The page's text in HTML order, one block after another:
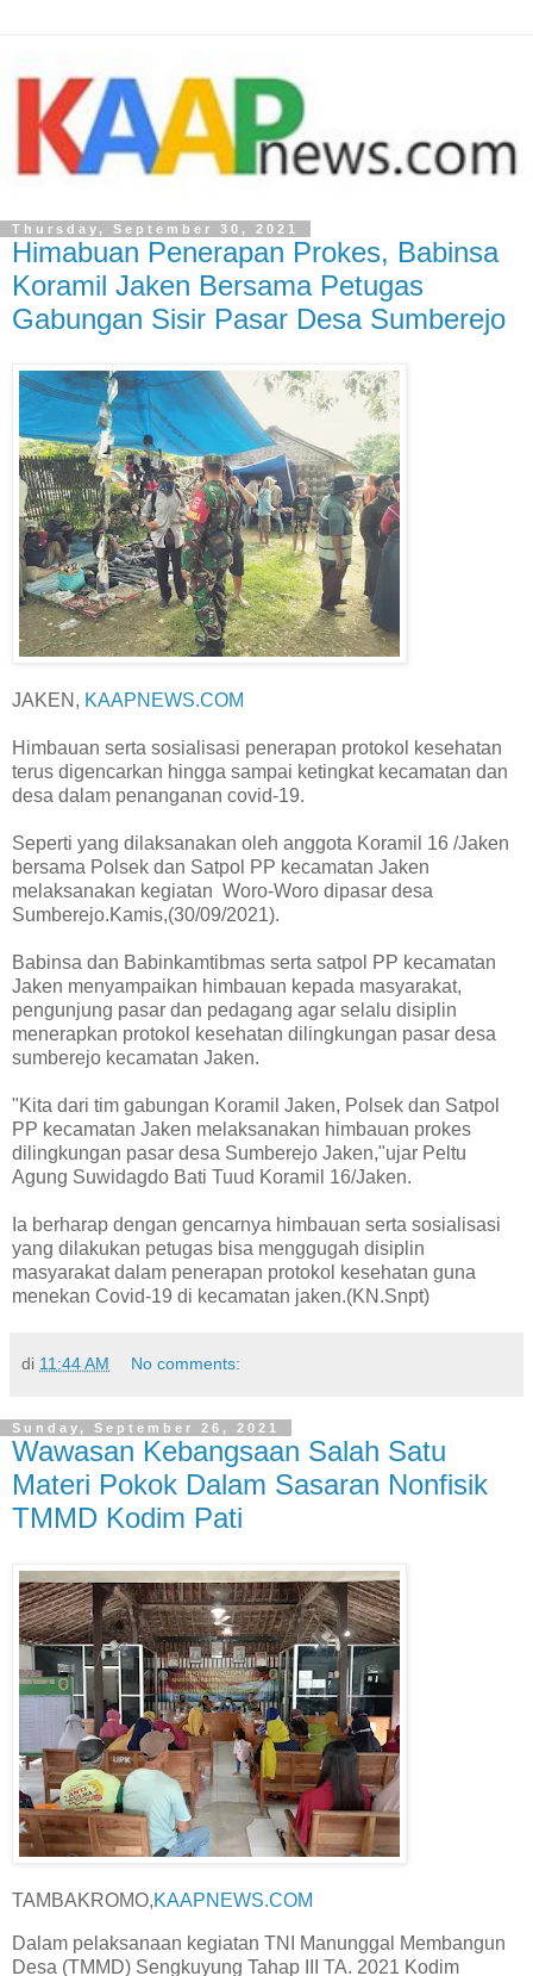
Thursday, September 30, 2021
Himabuan Penerapan Prokes, Babinsa
Koramil Jaken Bersama Petugas
Gabungan Sisir Pasar Desa Sumberejo
JAKEN, KAAPNEWS.COM
Himbauan serta sosialisasi penerapan protokol kesehatan
terus digencarkan hingga sampai ketingkat kecamatan dan
desa dalam penanganan covid-19.
Seperti yang dilaksanakan oleh anggota Koramil 16 /Jaken
bersama Polsek dan Satpol PP kecamatan Jaken
melaksanakan kegiatan Woro-Woro dipasar desa
Sumberejo.Kamis,(30/09/2021).
Babinsa dan Babinkamtibmas serta satpol PP kecamatan
Jaken menyampaikan himbauan kepada masyarakat,
pengunjung pasar dan pedagang agar selalu disiplin
menerapkan protokol kesehatan dilingkungan pasar desa
sumberejo kecamatan Jaken.
"Kita dari tim gabungan Koramil Jaken, Polsek dan Satpol
PP kecamatan Jaken melaksanakan himbauan prokes
dilingkungan pasar desa Sumberejo Jaken,"ujar Peltu
Agung Suwidagdo Bati Tuud Koramil 16/Jaken.
Ia berharap dengan gencarnya himbauan serta sosialisasi
yang dilakukan petugas bisa menggugah disiplin
masyarakat dalam penerapan protokol kesehatan guna
menekan Covid-19 di kecamatan jaken.(KN.Snpt)
di 11:44 AM No comments:
Sunday, September 26, 2021
Wawasan Kebangsaan Salah Satu
Materi Pokok Dalam Sasaran Nonfisik
TMMD Kodim Pati
TAMBAKROMO,KAAPNEWS.COM
Dalam pelaksanaan kegiatan TNI Manunggal Membangun
Desa (TMMD) Sengkuyung Tahap III TA. 2021 Kodim